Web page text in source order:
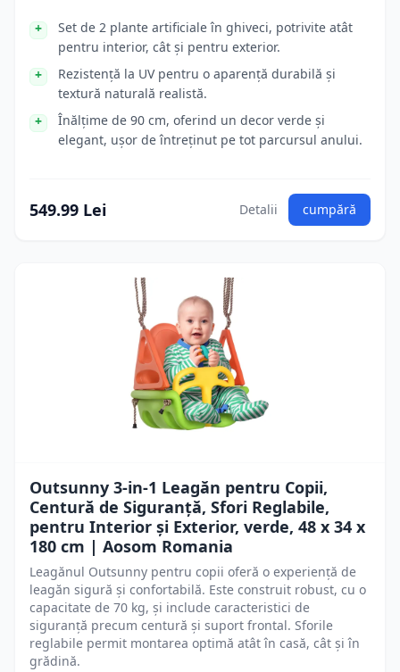
Set de 2 plante artificiale în ghiveci, potrivite atât
pentru interior, cât și pentru exterior.
Rezistență la UV pentru o aparență durabilă și
textură naturală realistă.
Înălțime de 90 cm, oferind un decor verde și
elegant, ușor de întreținut pe tot parcursul anului.
549.99 Lei Detalii cumpără
Outsunny 3-in-1 Leagăn pentru Copii,
Centură de Siguranță, Sfori Reglabile,
pentru Interior și Exterior, verde, 48 x 34 x
180 cm | Aosom Romania
Leagănul Outsunny pentru copii oferă o experiență de
leagăn sigură și confortabilă. Este construit robust, cu o
capacitate de 70 kg, și include caracteristici de
siguranță precum centură și suport frontal. Sforile
reglabile permit montarea optimă atât în casă, cât și în
grădină.